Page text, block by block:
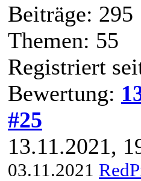
Beiträge: 295
Themen: 55
Registriert
Bewertung:
#25
13.11.2021,
03.11.2021